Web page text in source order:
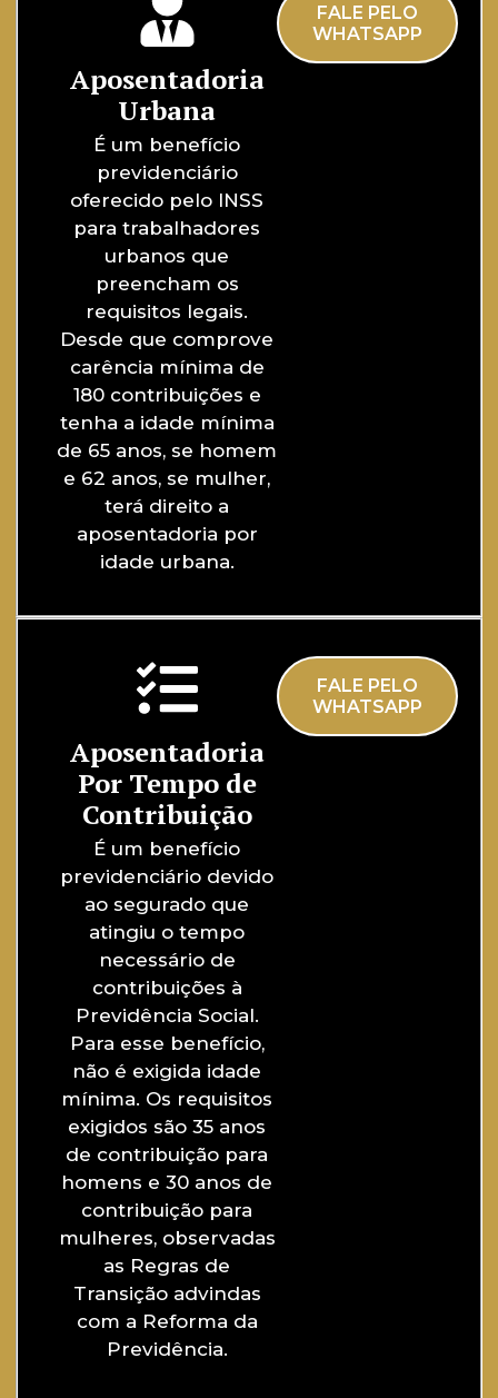
Aposentadoria
Urbana
É um benefício
previdenciário
oferecido pelo INSS
para trabalhadores
urbanos que
preencham os
requisitos legais.
Desde que comprove
carência mínima de
180 contribuições e
tenha a idade mínima
de 65 anos, se homem
e 62 anos, se mulher,
terá direito a
aposentadoria por
idade urbana.
FALE PELO
WHATSAPP
Aposentadoria
Por Tempo de
Contribuição
É um benefício
previdenciário devido
ao segurado que
atingiu o tempo
necessário de
contribuições à
Previdência Social.
Para esse benefício,
não é exigida idade
mínima. Os requisitos
exigidos são 35 anos
de contribuição para
homens e 30 anos de
contribuição para
mulheres, observadas
as Regras de
Transição advindas
com a Reforma da
Previdência.
FALE PELO
WHATSAPP